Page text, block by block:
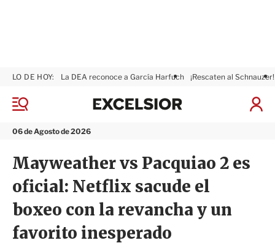
M
n
06 de Agosto de 2026
LO DE HOY: La DEA reconoce a García Harfuch ¡Rescaten al Schnauzer!
I
x
i
r
Mayweather vs Pacquiao 2 es
oficial: Netflix sacude el
boxeo con la revancha y un
favorito inesperado